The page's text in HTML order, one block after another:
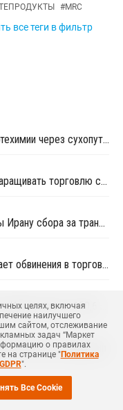
#MRC
все теги в фильтр
Иран разрешил импорт сырья для нефтехимии через сухопутные границы
Иран в условиях блокады США стал наращивать торговлю с Китаем по железной дороге
Индия исключает возможность уплаты Ирану сбора за транзит нефти и газа через Ормузский пролив
Китайская Hengli Petrochemical отрицает обвинения в торговых сделках с Ираном
продукции
целях, включая
наилучшего
сайтом, отслеживание
задач “Маркет
о правилах
на странице "Политика
".
Все Cookie